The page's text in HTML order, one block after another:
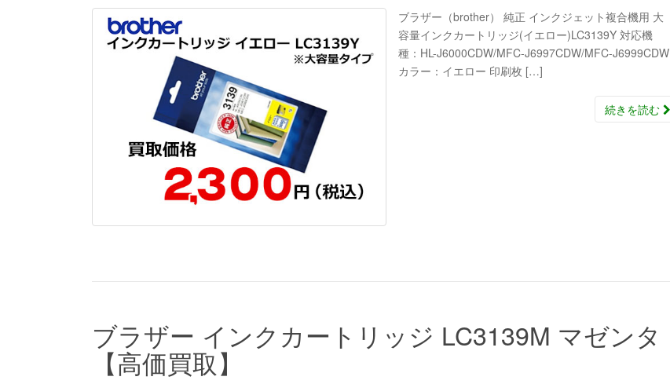
ブラザー（brother） 純正 インクジェット複合機用 大
容量インクカートリッジ(イエロー)LC3139Y 対応機
種：HL-J6000CDW/MFC-J6997CDW/MFC-J6999CDW
カラー：イエロー 印刷枚 […]
続きを読む
ブラザー インクカートリッジ LC3139M マゼンタ
【高価買取】